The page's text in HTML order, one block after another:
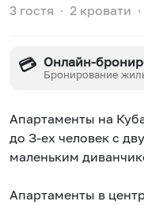
3 гостя ∙ 2 кровати ∙
💳 Онлайн-
Бронирование
Апартаменты на
до З-ех человек с
маленьким
Апартаменты в